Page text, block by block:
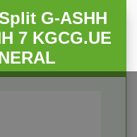
G-ASHH
7 KGCG.UE